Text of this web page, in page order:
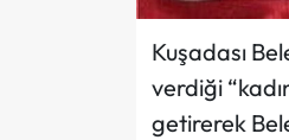
Kuşadası
verdiği
getirerek